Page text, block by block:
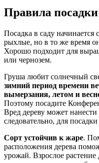
Правила посадки
Посадка в саду
рыхлые, но в то же время
Хорошо подходит для
или чернозем.
Груша любит солнечный
зимний период времени
вымерзания, летом и
Поэтому посадите
Вред дереву может
следовательно, для
Сорт устойчив к жаре.
расположения дерева
урожай. Взрослое